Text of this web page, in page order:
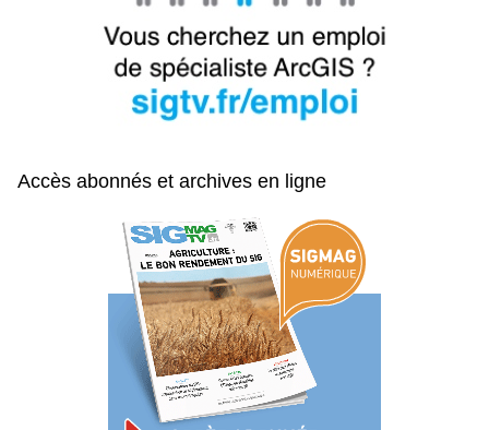
Accès abonnés et archives en ligne